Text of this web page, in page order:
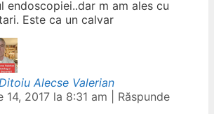
endoscopiei..dar m am ales cu
Este ca un calvar
Alecse Valerian
14, 2017 la 8:31 am
Răspunde